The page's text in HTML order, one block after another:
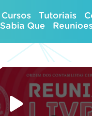
Cursos Tutoriais
Sabia Que